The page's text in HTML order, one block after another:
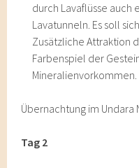
durch Lavaflüsse auch
Lavatunneln. Es soll
Zusätzliche Attraktion
Farbenspiel der
Mineralienvorkommen.
Übernachtung im Undara
Tag 2